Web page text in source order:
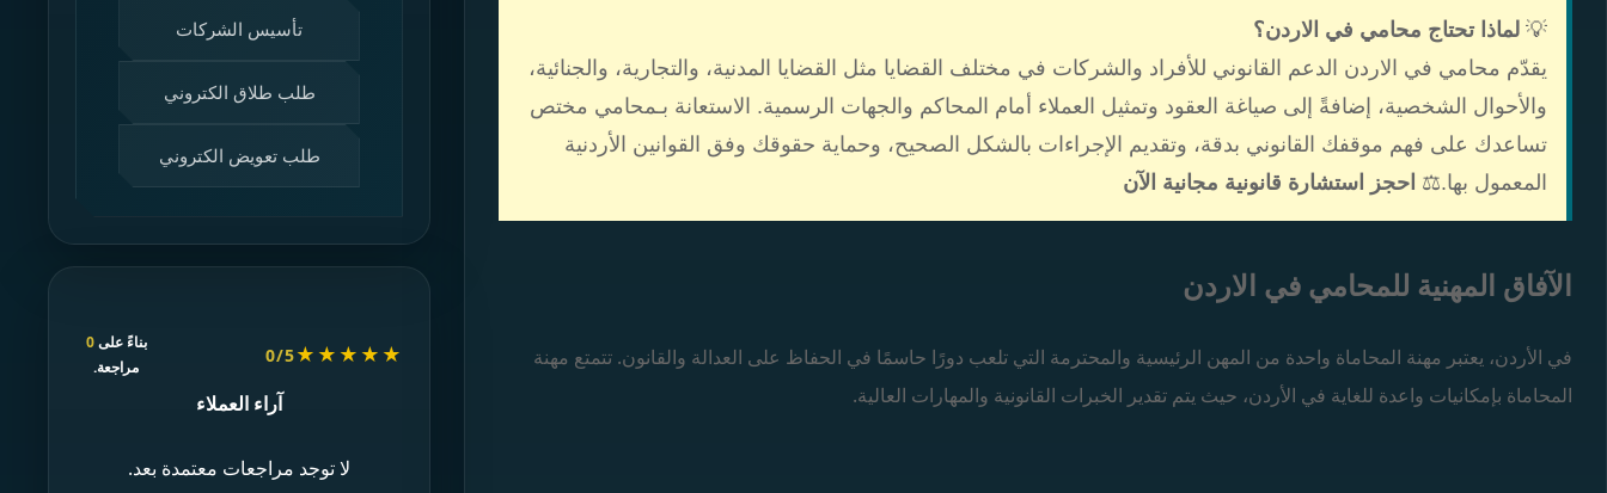
💡 لماذا تحتاج محامي في الاردن؟
يقدّم محامي في الاردن الدعم القانوني للأفراد والشركات في مختلف القضايا مثل القضايا المدنية، والتجارية، والجنائية،
والأحوال الشخصية، إضافةً إلى صياغة العقود وتمثيل العملاء أمام المحاكم والجهات الرسمية. الاستعانة بـمحامي مختص
تساعدك على فهم موقفك القانوني بدقة، وتقديم الإجراءات بالشكل الصحيح، وحماية حقوقك وفق القوانين الأردنية
المعمول بها.⚖️ احجز استشارة قانونية مجانية الآن
الآفاق المهنية للمحامي في الاردن
في الأردن، يعتبر مهنة المحاماة واحدة من المهن الرئيسية والمحترمة التي تلعب دورًا حاسمًا في الحفاظ على العدالة والقانون. تتمتع مهنة
المحاماة بإمكانيات واعدة للغاية في الأردن، حيث يتم تقدير الخبرات القانونية والمهارات العالية.
تأسيس الشركات
طلب طلاق الكتروني
طلب تعويض الكتروني
★★★★★
0/5
بناءً على0
مراجعة.
آراء العملاء
لا توجد مراجعات معتمدة بعد.